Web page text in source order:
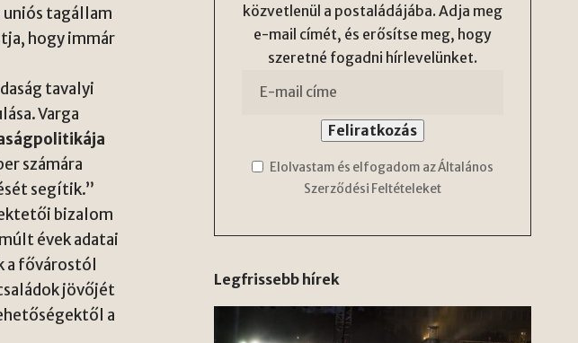
uniós tagállam
hogy immár
tavalyi
Varga
számára
segítik.”
bizalom
évek adatai
a fővárostól
jövőjét
a
közvetlenül a postaládájába. Adja meg
e-mail címét, és erősítse meg, hogy
szeretné fogadni hírlevelünket.
Elolvastam és elfogadom az Általános
Szerződési Feltételeket
Legfrissebb hírek